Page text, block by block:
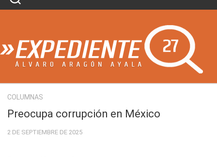
Skip
COLUMNAS
Preocupa corrupción en México
2 DE SEPTIEMBRE DE 2025